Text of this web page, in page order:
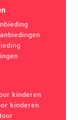
kinderen
kinderen